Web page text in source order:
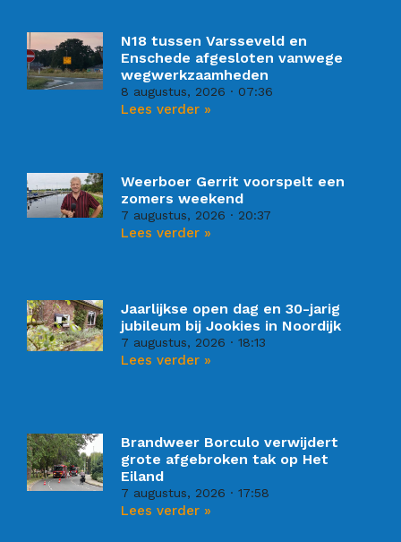
N18 tussen Varsseveld en
Enschede afgesloten vanwege
wegwerkzaamheden
8 augustus, 2026 07:36
Lees verder »
Weerboer Gerrit voorspelt een
zomers weekend
7 augustus, 2026 20:37
Lees verder »
Jaarlijkse open dag en 30-jarig
jubileum bij Jookies in Noordijk
7 augustus, 2026 18:13
Lees verder »
Brandweer Borculo verwijdert
grote afgebroken tak op Het
Eiland
7 augustus, 2026 17:58
Lees verder »